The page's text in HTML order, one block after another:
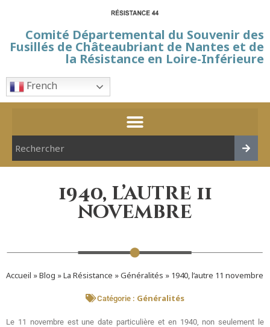
Comité Départemental du Souvenir des
Fusillés de Châteaubriant de Nantes et de
la Résistance en Loire-Inférieure
French
1940, l’autre 11
novembre
Accueil »Blog »La Résistance »Généralités » 1940, l’autre 11 novembre
Catégorie : Généralités
Le 11 novembre est une date particulière et en 1940, non seulement le